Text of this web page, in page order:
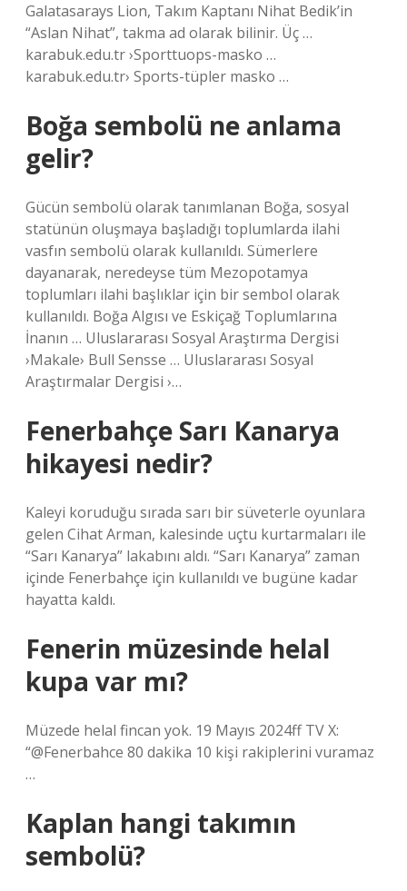
Galatasarays Lion, Takım Kaptanı Nihat Bedik’in
“Aslan Nihat”, takma ad olarak bilinir. Üç …
karabuk.edu.tr ›Sporttuops-masko …
karabuk.edu.tr› Sports-tüpler masko …
Boğa sembolü ne anlama
gelir?
Gücün sembolü olarak tanımlanan Boğa, sosyal
statünün oluşmaya başladığı toplumlarda ilahi
vasfın sembolü olarak kullanıldı. Sümerlere
dayanarak, neredeyse tüm Mezopotamya
toplumları ilahi başlıklar için bir sembol olarak
kullanıldı. Boğa Algısı ve Eskiçağ Toplumlarına
İnanın … Uluslararası Sosyal Araştırma Dergisi
›Makale› Bull Sensse … Uluslararası Sosyal
Araştırmalar Dergisi ›…
Fenerbahçe Sarı Kanarya
hikayesi nedir?
Kaleyi koruduğu sırada sarı bir süveterle oyunlara
gelen Cihat Arman, kalesinde uçtu kurtarmaları ile
“Sarı Kanarya” lakabını aldı. “Sarı Kanarya” zaman
içinde Fenerbahçe için kullanıldı ve bugüne kadar
hayatta kaldı.
Fenerin müzesinde helal
kupa var mı?
Müzede helal fincan yok. 19 Mayıs 2024ff TV X:
“@Fenerbahce 80 dakika 10 kişi rakiplerini vuramaz
…
Kaplan hangi takımın
sembolü?